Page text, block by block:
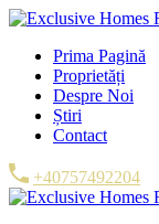
Prima Pagină
Proprietăți
Despre Noi
Știri
Contact
+40757492204